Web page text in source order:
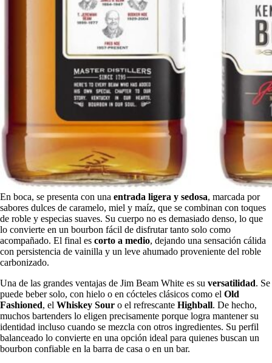
En boca, se presenta con una entrada ligera y sedosa, marcada por
sabores dulces de caramelo, miel y maíz, que se combinan con toques
de roble y especias suaves. Su cuerpo no es demasiado denso, lo que
lo convierte en un bourbon fácil de disfrutar tanto solo como
acompañado. El final es corto a medio, dejando una sensación cálida
con persistencia de vainilla y un leve ahumado proveniente del roble
carbonizado.
Una de las grandes ventajas de Jim Beam White es su versatilidad. Se
puede beber solo, con hielo o en cócteles clásicos como el Old
Fashioned, el Whiskey Sour o el refrescante Highball. De hecho,
muchos bartenders lo eligen precisamente porque logra mantener su
identidad incluso cuando se mezcla con otros ingredientes. Su perfil
balanceado lo convierte en una opción ideal para quienes buscan un
bourbon confiable en la barra de casa o en un bar.